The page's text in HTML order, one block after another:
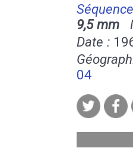
9,5 mm
Date :
04